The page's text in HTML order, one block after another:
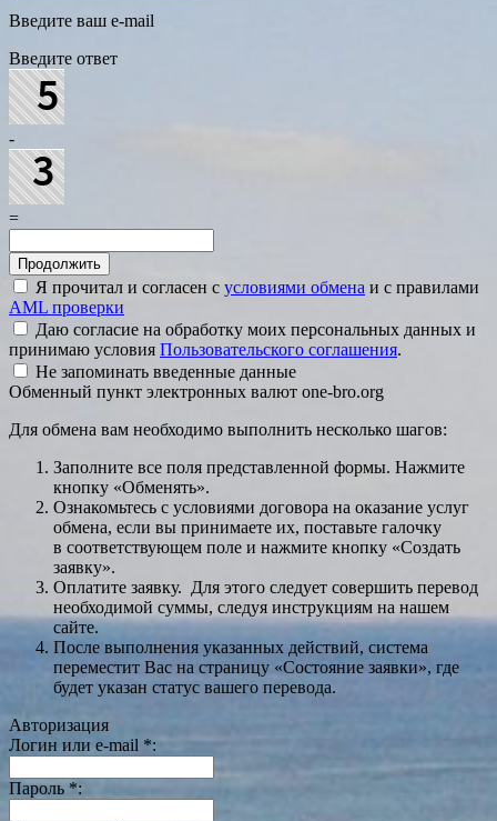
Введите ваш e-mail
Введите ответ
-
=
Я прочитал и согласен с условиями обмена и с правилами
AML проверки
Даю согласие на обработку моих персональных данных и
принимаю условия Пользовательского соглашения.
Не запоминать введенные данные
Обменный пункт электронных валют one-bro.org
Для обмена вам необходимо выполнить несколько шагов:
Заполните все поля представленной формы. Нажмите
кнопку «Обменять».
Ознакомьтесь с условиями договора на оказание услуг
обмена, если вы принимаете их, поставьте галочку
в соответствующем поле и нажмите кнопку «Создать
заявку».
Оплатите заявку. Для этого следует совершить перевод
необходимой суммы, следуя инструкциям на нашем
сайте.
После выполнения указанных действий, система
переместит Вас на страницу «Состояние заявки», где
будет указан статус вашего перевода.
Авторизация
Логин или e-mail *:
Пароль *: